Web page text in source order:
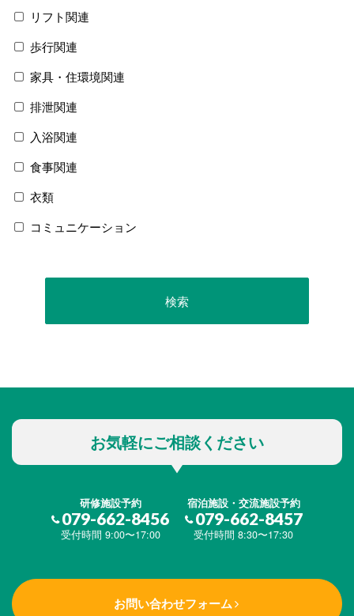
リフト関連
歩行関連
家具・住環境関連
排泄関連
入浴関連
食事関連
衣類
コミュニケーション
お気軽にご相談ください
研修施設予約
079-662-8456
受付時間 9:00〜17:00
宿泊施設・交流施設予約
079-662-8457
受付時間 8:30〜17:30
お問い合わせフォーム